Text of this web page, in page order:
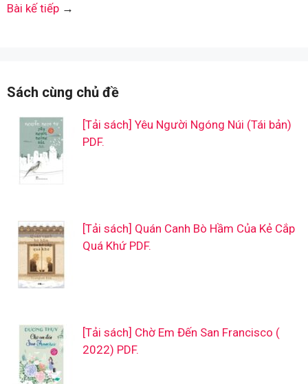
Bài kế tiếp →
Sách cùng chủ đề
[Tải sách] Yêu Người Ngóng Núi (Tái bản)
PDF.
[Tải sách] Quán Canh Bò Hầm Của Kẻ Cắp
Quá Khứ PDF.
[Tải sách] Chờ Em Đến San Francisco (
2022) PDF.